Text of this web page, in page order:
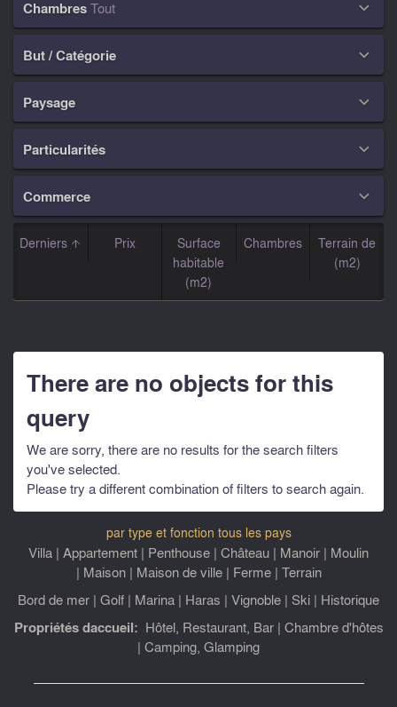
ChambresTout 
But / Catégorie 
Paysage 
Particularités 
Commerce 
Derniers Prix
Surface
habitable
(m2)
Chambres
Terrain de
(m2)
There are no objects for this
query
We are sorry, there are no results for the search filters
you've selected.
Please try a different combination of filters to search again.
par type et fonction tous les pays
Villa | Appartement | Penthouse | Château | Manoir | Moulin
| Maison| Maison de ville| Ferme| Terrain
Bord de mer | Golf | Marina | Haras | Vignoble | Ski | Historique
Propriétés daccueil: Hôtel, Restaurant, Bar| Chambre d'hôtes
| Camping, Glamping